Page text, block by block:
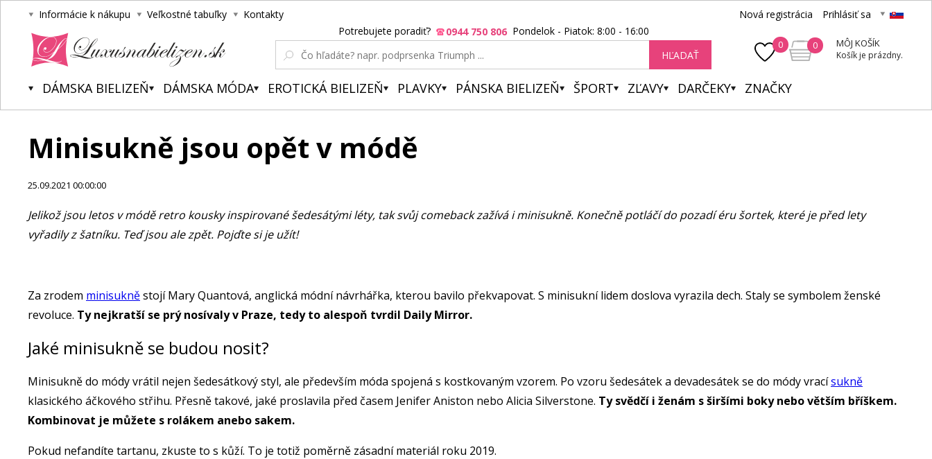
Informácie k nákupu Veľkostné tabuľky Kontakty Nová registrácia Prihlásiť sa
0 0 MÔJ KOŠÍK
Košík je prázdny.
Potrebujete poradiť? 0944 750 806 Pondelok - Piatok: 8:00 - 16:00
HĽADAŤ
DÁMSKA BIELIZEŇ DÁMSKA MÓDA EROTICKÁ BIELIZEŇ PLAVKY PÁNSKA BIELIZEŇ ŠPORT ZĽAVY DARČEKY ZNAČKY
Minisukně jsou opět v módě
25.09.2021 00:00:00
Jelikož jsou letos v módě retro kousky inspirované šedesátými léty, tak svůj comeback zažívá i minisukně. Konečně potláčí do pozadí éru šortek, které je před lety
vyřadily z šatníku. Teď jsou ale zpět. Pojďte si je užít!
Za zrodem minisukněstojí Mary Quantová, anglická módní návrhářka, kterou bavilo překvapovat. S minisukní lidem doslova vyrazila dech. Staly se symbolem ženské
revoluce. Ty nejkratší se prý nosívaly v Praze, tedy to alespoň tvrdil Daily Mirror.
Jaké minisukně se budou nosit?
Minisukně do módy vrátil nejen šedesátkový styl, ale především móda spojená s kostkovaným vzorem. Po vzoru šedesátek a devadesátek se do módy vracísukně
klasického áčkového střihu. Přesně takové, jaké proslavila před časem Jenifer Aniston nebo Alicia Silverstone. Ty svědčí i ženám s širšími boky nebo větším bříškem.
Kombinovat je můžete s rolákem anebo sakem.
Pokud nefandíte tartanu, zkuste to s kůží. To je totiž poměrně zásadní materiál roku 2019.